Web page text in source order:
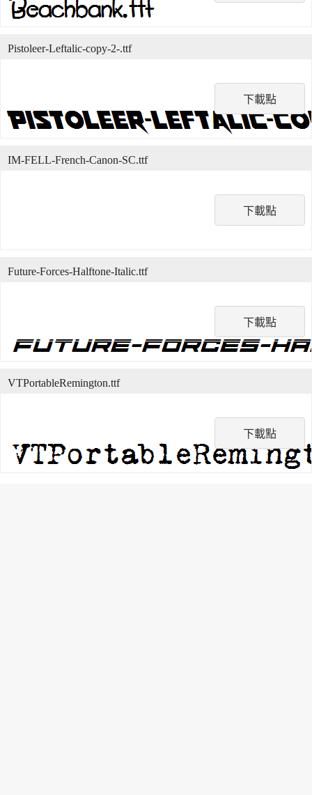
下載點
Pistoleer-Leftalic-copy-2-.ttf
下載點
IM-FELL-French-Canon-SC.ttf
下載點
Future-Forces-Halftone-Italic.ttf
下載點
VTPortableRemington.ttf